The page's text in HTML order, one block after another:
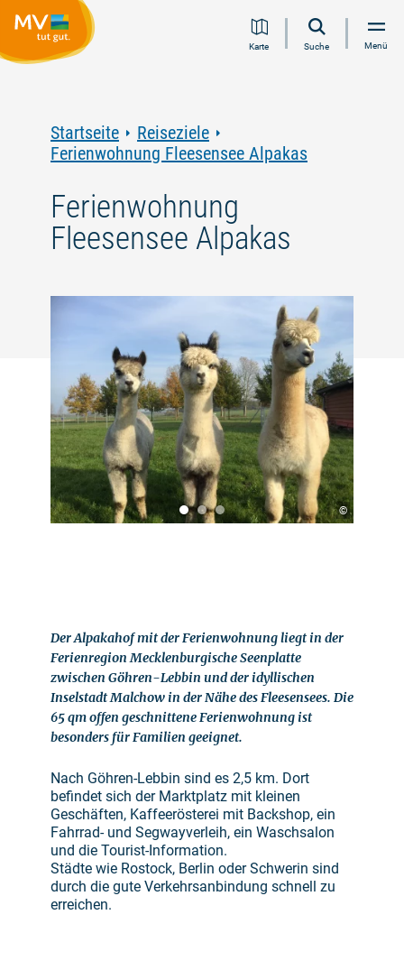
Inhalt
Navigation
Volltextsuche
FooterKarte Suche Menü
Startseite
Reiseziele
Ferienwohnung Fleesensee Alpakas
Ferienwohnung
Fleesensee Alpakas
©
Der Alpakahof mit der Ferienwohnung liegt in der
Ferienregion Mecklenburgische Seenplatte
zwischen Göhren-Lebbin und der idyllischen
Inselstadt Malchow in der Nähe des Fleesensees. Die
65 qm offen geschnittene Ferienwohnung ist
besonders für Familien geeignet.
Nach Göhren-Lebbin sind es 2,5 km. Dort
befindet sich der Marktplatz mit kleinen
Geschäften, Kaffeerösterei mit Backshop, ein
Fahrrad- und Segwayverleih, ein Waschsalon
und die Tourist-Information.
Städte wie Rostock, Berlin oder Schwerin sind
durch die gute Verkehrsanbindung schnell zu
erreichen.